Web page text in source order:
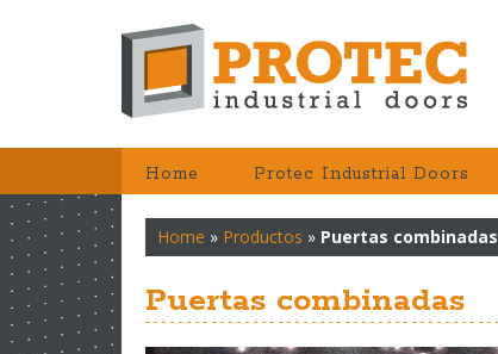
Home Protec Industrial Doors
Home » Productos » Puertas combinadas
Puertas combinadas